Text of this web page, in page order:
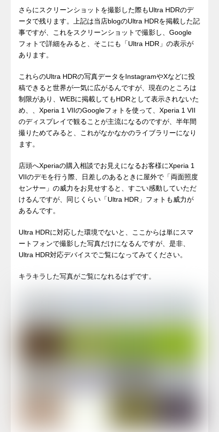
さらにスクリーンショットを撮影した際もUltra HDRのデ
ータで残ります。上記は当店blogのUltra HDRを掲載した記
事ですが、これをスクリーンショットで撮影し、Google
フォトで詳細をみると、そこにも「Ultra HDR」の表示が
あります。
これらのUltra HDRの写真データをInstagramやXなどに投
稿できると世界が一気に広がるんですが、現在のところは
制限があり、WEBに掲載してもHDRとして表示されないた
め、、Xperia 1 VIIのGoogleフォトを使って、Xperia 1 VII
のディスプレイで観ることが主流になるのですが、半年間
撮りためてみると、これがなかなかのライブラリーになり
ます。
店頭へXperiaの購入相談でお見えになるお客様にXperia 1
VIIのデモを行う際、日差しのあるときに屋外で「両面照度
センサー」の威力をお見せすると、すごい感動していただ
けるんですが、同じくらい「Ultra HDR」フォトも威力が
あるんです。
Ultra HDRに対応した環境でないと、ここからは単にスマ
ートフォンで撮影した写真だけになるんですが、是非、
Ultra HDR対応デバイスでご覧になってみてください。
キラキラした写真がご覧になれるはずです。